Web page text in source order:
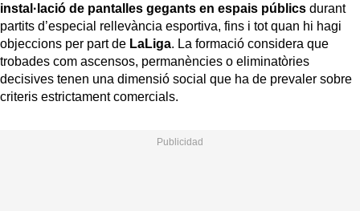
instal·lació de pantalles gegants en espais públics durant
partits d’especial rellevància esportiva, fins i tot quan hi hagi
objeccions per part de LaLiga. La formació considera que
trobades com ascensos, permanències o eliminatòries
decisives tenen una dimensió social que ha de prevaler sobre
criteris estrictament comercials.